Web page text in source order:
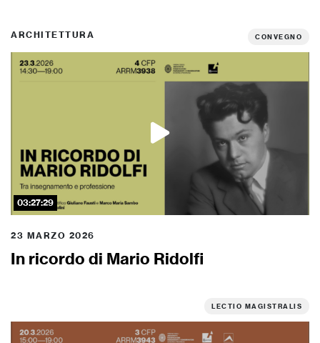
ARCHITETTURA CONVEGNO
03:27:29
23 MARZO 2026
In ricordo di Mario Ridolfi
LECTIO MAGISTRALIS